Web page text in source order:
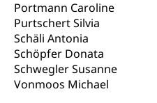
Portmann Caroline
Purtschert Silvia
Schäli Antonia
Schöpfer Donata
Schwegler Susanne
Vonmoos Michael
Kantonales
Sozialversicherungen,
Arbeitslosenversicherung,
Unfallversicherung,
Sozialhilfe